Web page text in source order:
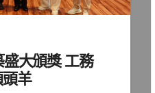
大頒獎 工務
羊